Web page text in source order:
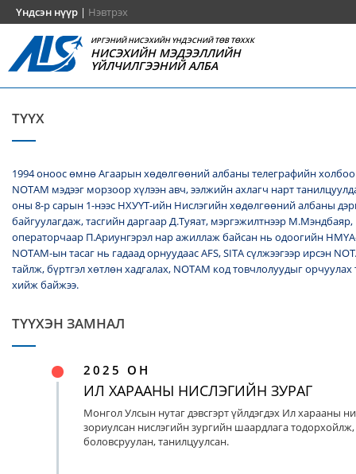
Үндсэн нүүр | Нэвтрэх
ИРГЭНИЙ НИСЭХИЙН ҮНДЭСНИЙ ТӨВ ТӨХХК
НИСЭХИЙН МЭДЭЭЛЛИЙН
ҮЙЛЧИЛГЭЭНИЙ АЛБА
ТҮҮХ
1994 оноос өмнө Агаарын хөдөлгөөний албаны телеграфийн
NОТАМ мэдээг морзоор хүлээн авч, ээлжийн ахлагч нарт
оны 8-р сарын 1-нээс НХУҮТ-ийн Нислэгийн хөдөлгөөний албаны
байгуулагдаж, тасгийн даргаар Д.Туяат, мэргэжилтнээр
операторчаар П.Ариунгэрэл нар ажиллаж байсан нь одоогийн
NOTAM-ын тасаг нь гадаад орнуудаас AFS, SITA сүлжээгээр ирсэн
тайлж, бүртгэл хөтлөн хадгалах, NОТАМ код товчлолуудыг
хийж байжээ.
ТҮҮХЭН ЗАМНАЛ
2025 ОН
ИЛ ХАРААНЫ НИСЛЭГИЙН ЗУРАГ
Монгол Улсын нутаг дэвсгэрт үйлдэгдэх Ил харааны
зориулсан нислэгийн зургийн шаардлага тодорхойлж,
боловсруулан, танилцуулсан.